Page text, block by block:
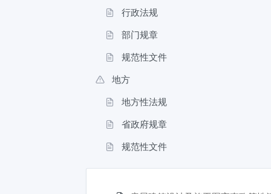
行政法规
部门规章
规范性文件
地方
地方性法规
省政府规章
规范性文件